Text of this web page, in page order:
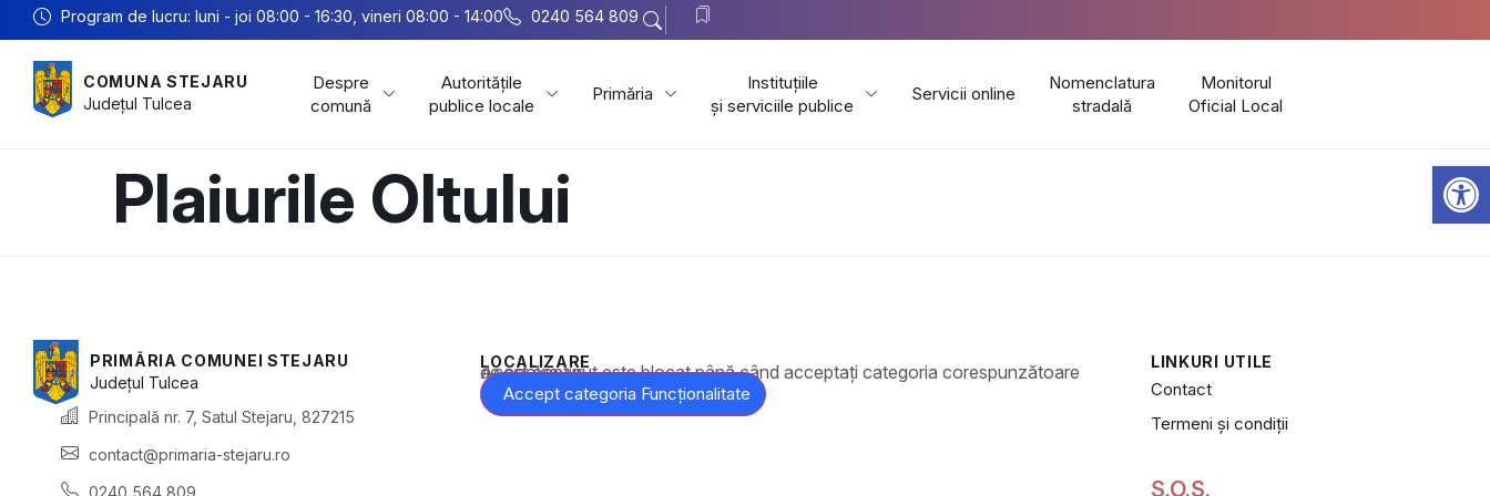
Program de lucru: luni - joi 08:00 - 16:30, vineri 08:00 - 14:00 0240 564 809
COMUNA STEJARU
Județul Tulcea
Despre
comună
Autoritățile
publice locale
Primăria
Instituțiile
și serviciile publice
Servicii online
Nomenclatura
stradală
Monitorul
Oficial Local
Plaiurile Oltului
PRIMĂRIA COMUNEI STEJARU
Județul Tulcea
Principală nr. 7, Satul Stejaru, 827215
contact@primaria-stejaru.ro
0240 564 809
LOCALIZARE
Acest conținut este blocat până când acceptați categoria corespunzătoare de cookie-uri.
Accept categoria Funcționalitate
LINKURI UTILE
Contact
Termeni și condiții
S.O.S.